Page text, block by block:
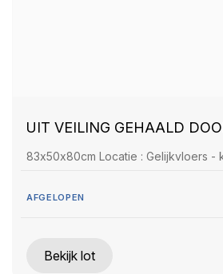
UIT VEILING GEHAALD
83x50x80cm Locatie : Gelijkvloers -
AFGELOPEN
Bekijk lot